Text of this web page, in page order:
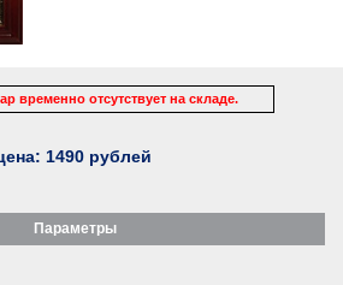
временно отсутствует на складе.
1490 рублей
Параметры